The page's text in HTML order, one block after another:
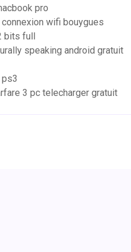
pro
wifi bouygues
bits full
speaking android gratuit
3 pc telecharger gratuit